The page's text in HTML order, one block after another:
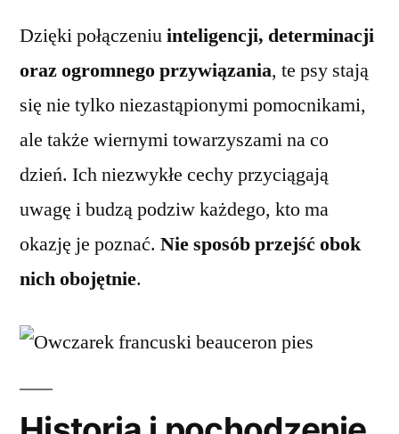
Dzięki połączeniuinteligencji, determinacji
oraz ogromnego przywiązania, te psy stają
się nie tylko niezastąpionymi pomocnikami,
ale także wiernymi towarzyszami na co
dzień. Ich niezwykłe cechy przyciągają
uwagę i budzą podziw każdego, kto ma
okazję je poznać. Nie sposób przejść obok
nich obojętnie.